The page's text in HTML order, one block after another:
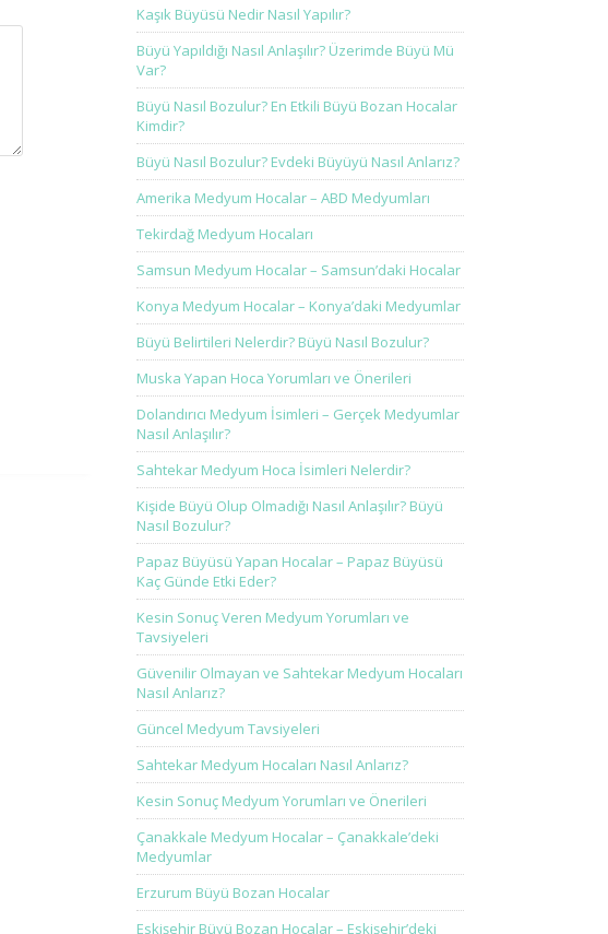
Kaşık Büyüsü Nedir Nasıl Yapılır?
Büyü Yapıldığı Nasıl Anlaşılır? Üzerimde Büyü Mü
Var?
Büyü Nasıl Bozulur? En Etkili Büyü Bozan Hocalar
Kimdir?
Büyü Nasıl Bozulur? Evdeki Büyüyü Nasıl Anlarız?
Amerika Medyum Hocalar – ABD Medyumları
Tekirdağ Medyum Hocaları
Samsun Medyum Hocalar – Samsun’daki Hocalar
Konya Medyum Hocalar – Konya’daki Medyumlar
Büyü Belirtileri Nelerdir? Büyü Nasıl Bozulur?
Muska Yapan Hoca Yorumları ve Önerileri
Dolandırıcı Medyum İsimleri – Gerçek Medyumlar
Nasıl Anlaşılır?
Sahtekar Medyum Hoca İsimleri Nelerdir?
Kişide Büyü Olup Olmadığı Nasıl Anlaşılır? Büyü
Nasıl Bozulur?
Papaz Büyüsü Yapan Hocalar – Papaz Büyüsü
Kaç Günde Etki Eder?
Kesin Sonuç Veren Medyum Yorumları ve
Tavsiyeleri
Güvenilir Olmayan ve Sahtekar Medyum Hocaları
Nasıl Anlarız?
Güncel Medyum Tavsiyeleri
Sahtekar Medyum Hocaları Nasıl Anlarız?
Kesin Sonuç Medyum Yorumları ve Önerileri
Çanakkale Medyum Hocalar – Çanakkale’deki
Medyumlar
Erzurum Büyü Bozan Hocalar
Eskişehir Büyü Bozan Hocalar – Eskişehir’deki